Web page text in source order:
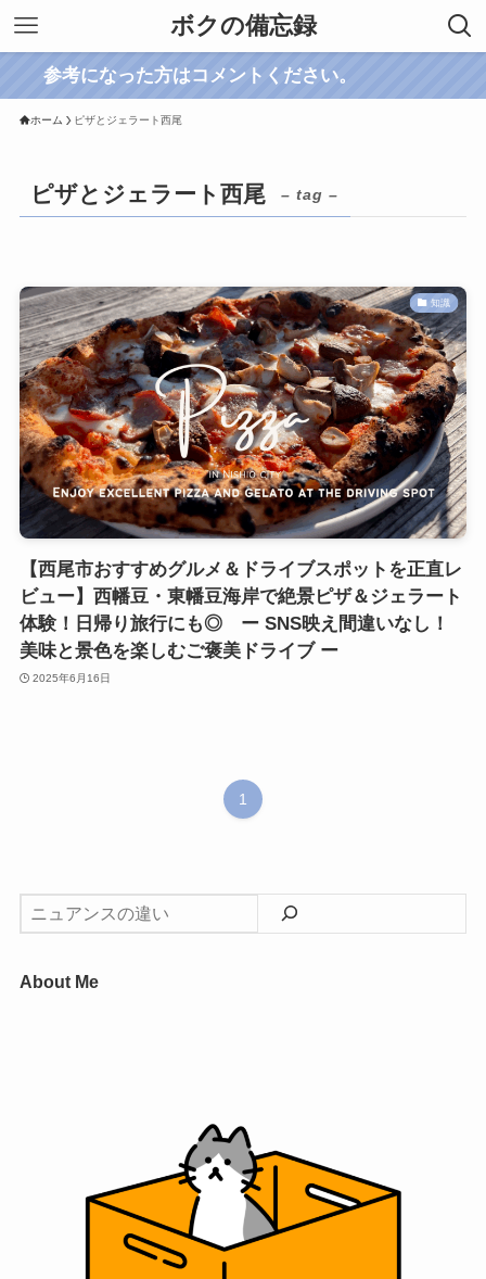
ボクの備忘録
参考になった方はコメントください。
ホーム ピザとジェラート西尾
ピザとジェラート西尾 – tag –
知識
【西尾市おすすめグルメ＆ドライブスポットを正直レ
ビュー】西幡豆・東幡豆海岸で絶景ピザ＆ジェラート
体験！日帰り旅行にも◎ ー SNS映え間違いなし！
美味と景色を楽しむご褒美ドライブ ー
2025年6月16日
1
About Me